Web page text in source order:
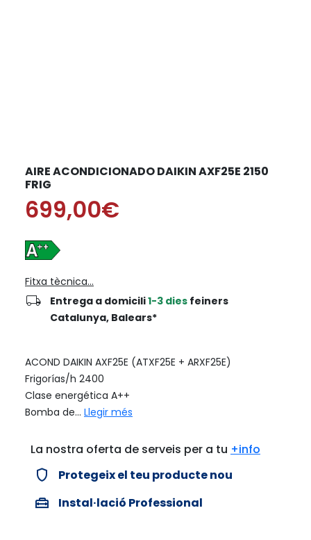
AIRE ACONDICIONADO DAIKIN AXF25E 2150
FRIG
699,00€
Fitxa tècnica...
local_shipping Entrega a domicili1-3 dies feiners
Catalunya, Balears*
ACOND DAIKIN AXF25E (ATXF25E + ARXF25E)
Frigorías/h 2400
Clase energética A++
Bomba de... Llegir més
La nostra oferta de serveis per a tu +info
verified_user Protegeix el teu producte nou
home_repair_service Instal·lació Professional